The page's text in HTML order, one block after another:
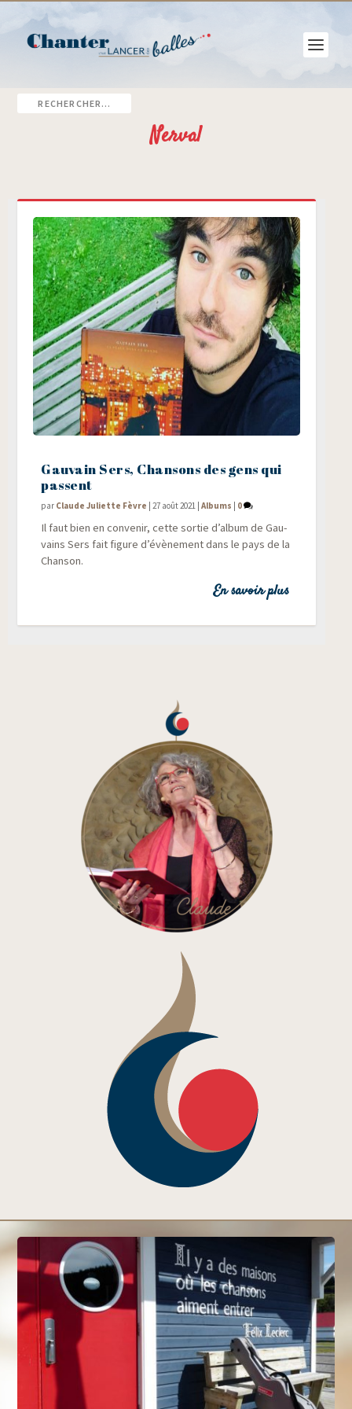
Nerval
Gauvain Sers, Chansons des gens qui
passent
par Claude Juliette Fèvre |27 août 2021 |Albums | 0
Il faut bien en conve­nir, cette sor­tie d’album de Gau­
vains Sers fait figure d’évènement dans le pays de la
Chanson.
En savoir plus